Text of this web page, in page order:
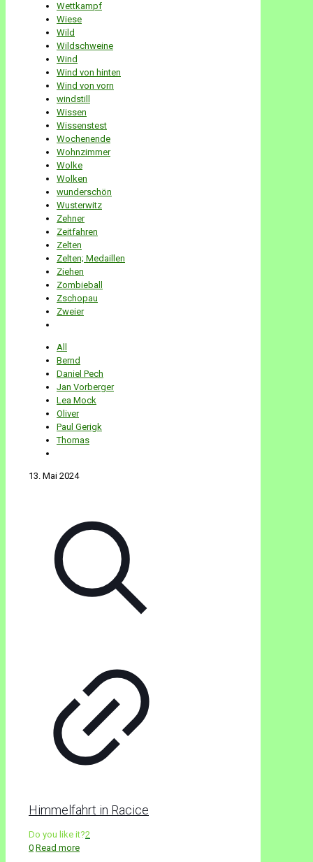
Wettkampf
Wiese
Wild
Wildschweine
Wind
Wind von hinten
Wind von vorn
windstill
Wissen
Wissenstest
Wochenende
Wohnzimmer
Wolke
Wolken
wunderschön
Wusterwitz
Zehner
Zeitfahren
Zelten
Zelten; Medaillen
Ziehen
Zombieball
Zschopau
Zweier
All
Bernd
Daniel Pech
Jan Vorberger
Lea Mock
Oliver
Paul Gerigk
Thomas
13. Mai 2024
Himmelfahrt in Racice
Do you like it?2
0 Read more